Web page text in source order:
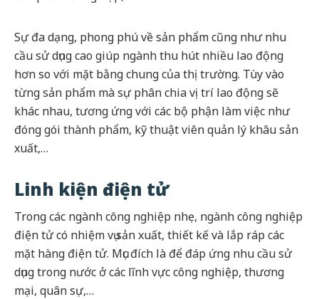
Sự đa dạng, phong phú về sản phẩm cũng như nhu
cầu sử dụng cao giúp ngành thu hút nhiều lao động
hơn so với mặt bằng chung của thị trường. Tùy vào
từng sản phẩm mà sự phân chia vị trí lao động sẽ
khác nhau, tương ứng với các bộ phận làm việc như
đóng gói thành phẩm, kỹ thuật viên quản lý khâu sản
xuất,…
Linh kiện điện tử
Trong các ngành công nghiệp nhẹ, ngành công nghiệp
điện tử có nhiệm vụ sản xuất, thiết kế và lắp ráp các
mặt hàng điện tử. Mục đích là để đáp ứng nhu cầu sử
dụng trong nước ở các lĩnh vực công nghiệp, thương
mại, quân sự,…